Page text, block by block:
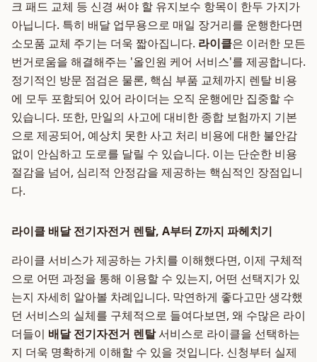
크 패드 교체 등 신경 써야 할 유지보수 항목이 한두 가지가
아닙니다. 특히 배달 업무용으로 매일 장거리를 운행한다면
소모품 교체 주기는 더욱 짧아집니다. 라이클은 이러한 모든
번거로움을 해결해주는 '올인원 케어 서비스'를 제공합니다.
정기적인 방문 점검은 물론, 핵심 부품 교체까지 렌탈 비용
에 모두 포함되어 있어 라이더는 오직 운행에만 집중할 수
있습니다. 또한, 만일의 사고에 대비한 종합 보험까지 기본
으로 제공되어, 예상치 못한 사고 처리 비용에 대한 불안감
없이 안심하고 도로를 달릴 수 있습니다. 이는 단순한 비용
절감을 넘어, 심리적 안정감을 제공하는 핵심적인 장점입니
다.
라이클 배달 전기자전거 렌탈, A부터 Z까지 파헤치기
라이클 서비스가 제공하는 가치를 이해했다면, 이제 구체적
으로 어떤 과정을 통해 이용할 수 있는지, 어떤 선택지가 있
는지 자세히 알아볼 차례입니다. 막연하게 좋다고만 생각했
던 서비스의 실체를 구체적으로 들여다보면, 왜 수많은 라이
더들이 배달 전기자전거 렌탈서비스로 라이클을 선택하는
지 더욱 명확하게 이해할 수 있을 것입니다. 신청부터 실제